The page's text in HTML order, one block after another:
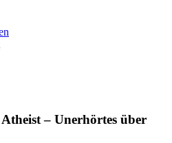
– Unerhörtes über